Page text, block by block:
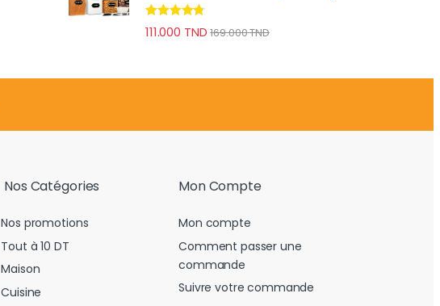
Note4.60
sur 5
111.000 TND 169.000TND
Nos Catégories
Nos promotions
Tout à 10 DT
Maison
Cuisine
Mon Compte
Mon compte
Comment passer une
commande
Suivre votre commande